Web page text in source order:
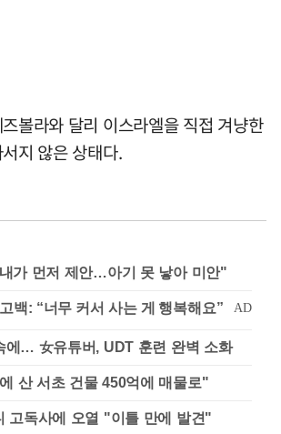
볼라와 달리 이스라엘을 직접 겨냥한
지 않은 상태다.
가 먼저 제안…아기 못 낳아 미안"
에… 女유튜버, UDT 훈련 완벽 소화
산 서초 건물 450억에 매물로"
고독사에 오열 "이틀 만에 발견"